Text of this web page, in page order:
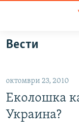
Оди
на
главната
навигација
Премини
ВИЗУЕЛНО
ШТО ТРЕБА ДА
Вести
октомври 23, 2010
Еколошка
Украина?